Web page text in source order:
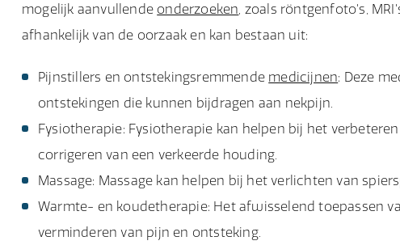
mogelijk aanvullende onderzoeken, zoals röntgenfoto's,
afhankelijk van de oorzaak en kan bestaan uit:
Pijnstillers en ontstekingsremmende medicijnen: Deze
ontstekingen die kunnen bijdragen aan nekpijn.
Fysiotherapie: Fysiotherapie kan helpen bij het
corrigeren van een verkeerde houding.
Massage: Massage kan helpen bij het verlichten van
Warmte- en koudetherapie: Het afwisselend toepassen
verminderen van pijn en ontsteking.